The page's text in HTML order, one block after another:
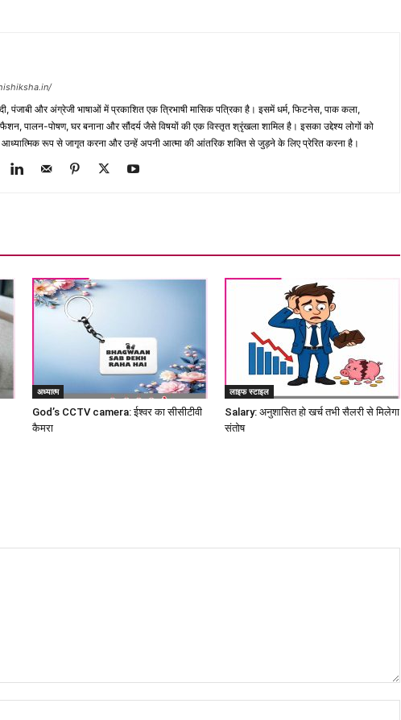
पंजाबी और अंग्रेजी भाषाओं में प्रकाशित एक त्रिभाषी मासिक पत्रिका है। इसमें धर्म, फिटनेस, पाक कला,
फैशन, पालन-पोषण, घर बनाना और सौंदर्य जैसे विषयों की एक विस्तृत श्रृंखला शामिल है। इसका उद्देश्य लोगों को
रूप से जागृत करना और उन्हें अपनी आत्मा की आंतरिक शक्ति से जुड़ने के लिए प्रेरित करना है।
अध्यात्म
God’s CCTV camera: ईश्वर का सीसीटीवी
कैमरा
लाइफ स्टाइल
Salary: अनुशासित हो खर्च तभी सैलरी से मिलेगा
संतोष